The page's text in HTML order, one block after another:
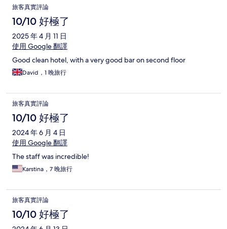
旅客真實評論
10/10 好極了
2025 年 4 月 11 日
使用 Google 翻譯
Good clean hotel, with a very good bar on second floor
David，1 晚旅行
旅客真實評論
10/10 好極了
2024 年 6 月 4 日
使用 Google 翻譯
The staff was incredible!
Karstina，7 晚旅行
旅客真實評論
10/10 好極了